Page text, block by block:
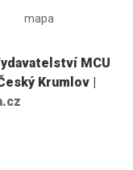
mapa
MCU
Krumlov |